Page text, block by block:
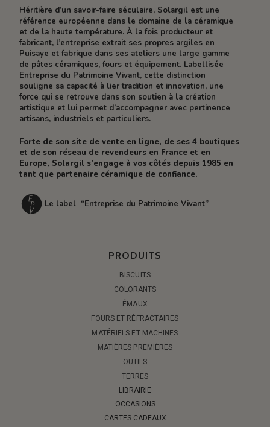
Héritière d’un savoir-faire séculaire, Solargil est une
référence européenne dans le domaine de la céramique
et de la haute température. À la fois producteur et
fabricant, l’entreprise extrait ses propres argiles en
Puisaye et fabrique dans ses ateliers une large gamme
de pâtes céramiques, fours et équipement. Labellisée
Entreprise du Patrimoine Vivant, cette distinction
souligne sa capacité à lier tradition et innovation, une
force qui se retrouve dans son soutien à la création
artistique et lui permet d’accompagner avec pertinence
artisans, industriels et particuliers.
Forte de son site de vente en ligne, de ses 4 boutiques
et de son réseau de revendeurs en France et en
Europe, Solargil s’engage à vos côtés depuis 1985 en
tant que partenaire céramique de confiance.
Le label “Entreprise du Patrimoine Vivant”
PRODUITS
BISCUITS
COLORANTS
ÉMAUX
FOURS ET RÉFRACTAIRES
MATÉRIELS ET MACHINES
MATIÈRES PREMIÈRES
OUTILS
TERRES
LIBRAIRIE
OCCASIONS
CARTES CADEAUX